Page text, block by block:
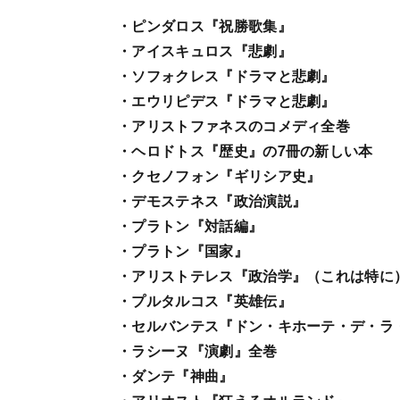
・ピンダロス『祝勝歌集』
・アイスキュロス『悲劇』
・ソフォクレス『ドラマと悲劇』
・エウリピデス『ドラマと悲劇』
・アリストファネスのコメディ全巻
・ヘロドトス『歴史』の7冊の新しい本
・クセノフォン『ギリシア史』
・デモステネス『政治演説』
・プラトン『対話編』
・プラトン『国家』
・アリストテレス『政治学』（これは特に）
・プルタルコス『英雄伝』
・セルバンテス『ドン・キホーテ・デ・ラ
・ラシーヌ『演劇』全巻
・ダンテ『神曲』